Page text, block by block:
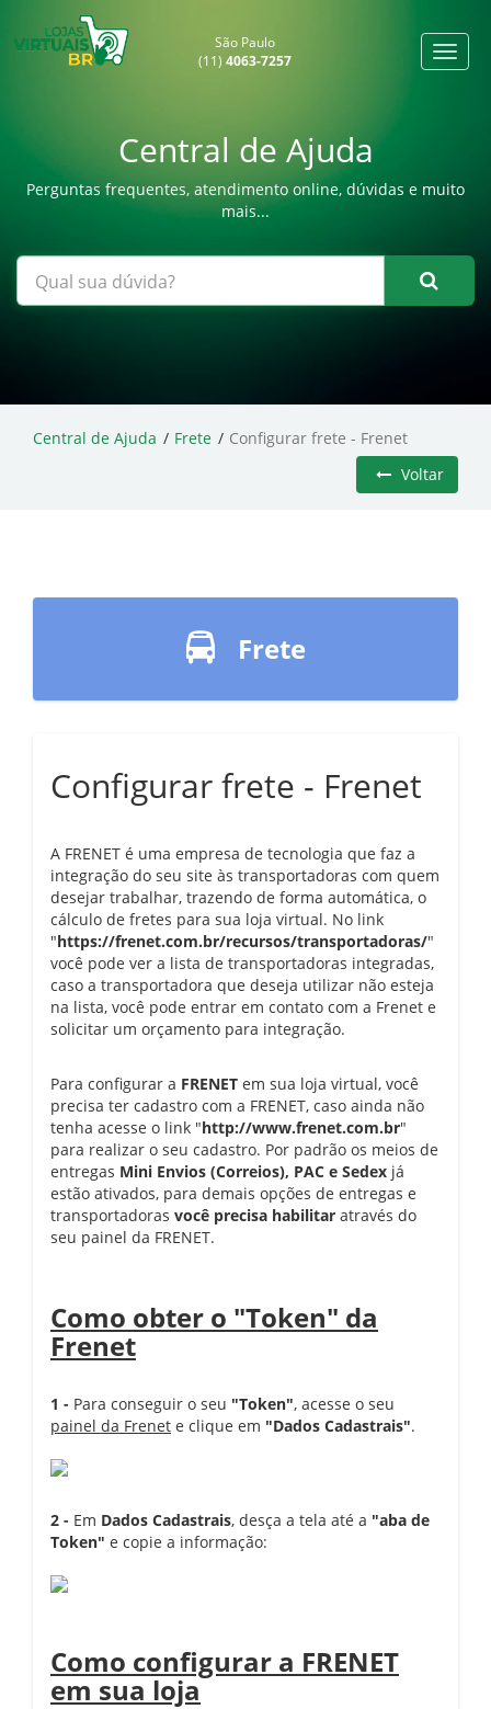
São Paulo
(11)4063-7257
Central de Ajuda
Perguntas frequentes, atendimento online, dúvidas e muito
mais...
Central de Ajuda Frete
Configurar frete - Frenet
Voltar
Frete
Configurar frete - Frenet
A FRENET é uma empresa de tecnologia que faz a
integração do seu site às transportadoras com quem
desejar trabalhar, trazendo de forma automática, o
cálculo de fretes para sua loja virtual. No link
"https://frenet.com.br/recursos/transportadoras/"
você pode ver a lista de transportadoras integradas,
caso a transportadora que deseja utilizar não esteja
na lista, você pode entrar em contato com a Frenet e
solicitar um orçamento para integração.
Para configurar a FRENET em sua loja virtual, você
precisa ter cadastro com a FRENET, caso ainda não
tenha acesse o link "http://www.frenet.com.br"
para realizar o seu cadastro. Por padrão os meios de
entregas Mini Envios (Correios), PAC e Sedex já
estão ativados, para demais opções de entregas e
transportadoras você precisa habilitar através do
seu painel da FRENET.
Como obter o "Token" da
Frenet
1 - Para conseguir o seu "Token", acesse o seu
painel da Frenet e clique em "Dados Cadastrais".
2 - Em Dados Cadastrais, desça a tela até a "aba de
Token" e copie a informação:
Como configurar a FRENET
em sua loja